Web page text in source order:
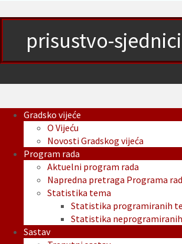
prisustvo-
Gradsko vijeće
O Vijeću
Novosti Gradskog vijeća
Program rada
Aktuelni program rada
Napredna pretraga Programa
Statistika tema
Statistika programiranih
Statistika
Sastav